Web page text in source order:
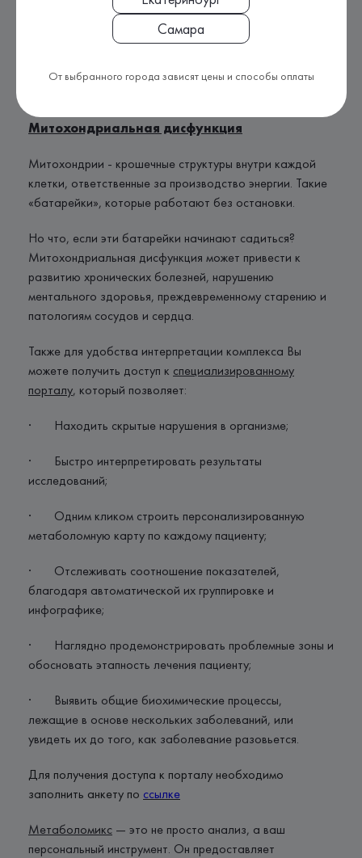
· Ускоряет процессы старения;
энергии.
Митохондриальная дисфункция
Митохондрии - крошечные структуры внутри каждой
клетки, ответственные за производство энергии. Такие
«батарейки», которые работают без остановки.
Но что, если эти батарейки начинают садиться?
Митохондриальная дисфункция может привести к
развитию хронических болезней, нарушению
ментального здоровья, преждевременному старению и
патологиям сосудов и сердца.
Также для удобства интерпретации комплекса Вы
можете получить доступ к специализированному
порталу, который позволяет:
· Находить скрытые нарушения в организме;
· Быстро интерпретировать результаты
исследований;
· Одним кликом строить персонализированную
метаболомную карту по каждому пациенту;
· Отслеживать соотношение показателей,
благодаря автоматической их группировке и
инфографике;
· Наглядно продемонстрировать проблемные зоны и
обосновать этапность лечения пациенту;
· Выявить общие биохимические процессы,
лежащие в основе нескольких заболеваний, или
увидеть их до того, как заболевание разовьется.
Для получения доступа к порталу необходимо
заполнить анкету по ссылке
Метаболомикс — это не просто анализ, а ваш
персональный инструмент. Он предоставляет
Самара
От выбранного города зависят цены и способы оплаты